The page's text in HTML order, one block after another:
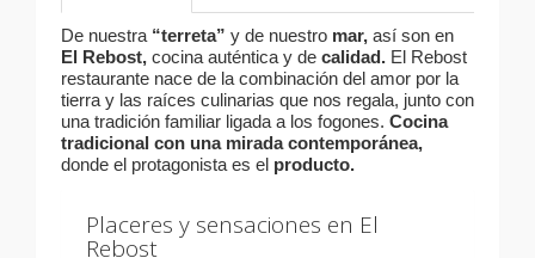
De nuestra “terreta” y de nuestro mar, así son en
El Rebost, cocina auténtica y de calidad. El Rebost
restaurante nace de la combinación del amor por la
tierra y las raíces culinarias que nos regala, junto con
una tradición familiar ligada a los fogones. Cocina
tradicional con una mirada contemporánea,
donde el protagonista es el producto.
Placeres y sensaciones en El
Rebost